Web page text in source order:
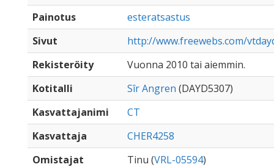
Painotus
esteratsastus
Sivut
http://www.freewebs.com/
Rekisteröity
Vuonna 2010 tai aiemmin.
Kotitalli
Sîr Angren (DAYD5307)
Kasvattajanimi
CT
Kasvattaja
CHER4258
Omistajat
Tinu (VRL-05594)